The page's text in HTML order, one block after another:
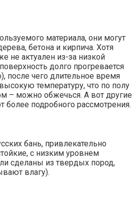
материала, они могут
бетона и кирпича. Хотя
не актуален из-за низкой
долго прогревается
после чего длительное время
температуру, что по полу
– можно обжечься. А вот другие
более подробного рассмотрения.
бань, привлекательно
с низким уровнем
сделаны из твердых пород,
влагу).